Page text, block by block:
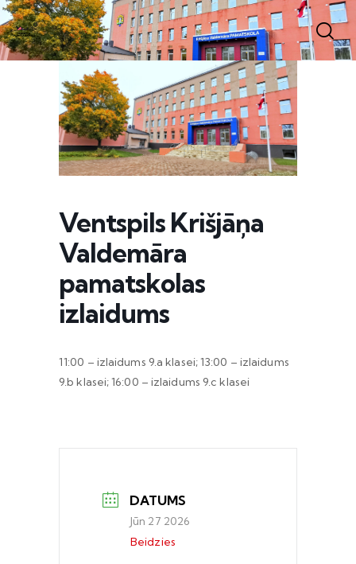
Ventspils Krišjāņa
Valdemāra
pamatskolas
izlaidums
11:00 – izlaidums 9.a klasei; 13:00 – izlaidums
9.b klasei; 16:00 – izlaidums 9.c klasei
DATUMS
Jūn 27 2026
Beidzies